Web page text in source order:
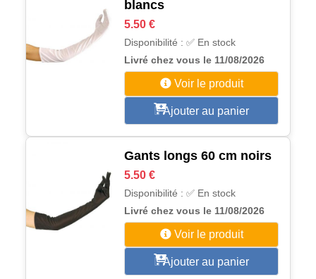
blancs
5.50 €
Disponibilité : ✅ En stock
Livré chez vous le 11/08/2026
Voir le produit
Ajouter au panier
Gants longs 60 cm noirs
5.50 €
Disponibilité : ✅ En stock
Livré chez vous le 11/08/2026
Voir le produit
Ajouter au panier